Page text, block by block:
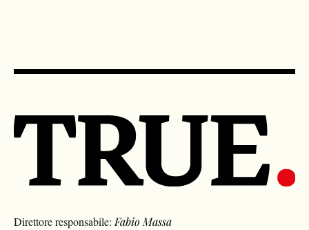
Direttore responsabile: Fabio Massa